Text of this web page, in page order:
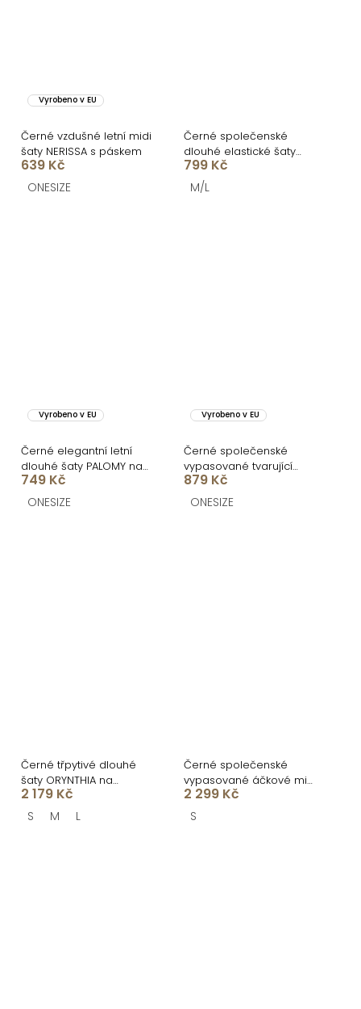
Vyrobeno v EU
Černé vzdušné letní midi
šaty NERISSA s páskem
639 Kč
ONESIZE
Černé společenské
dlouhé elastické šaty
FATOUNY
799 Kč
M/L
Vyrobeno v EU
Černé elegantní letní
dlouhé šaty PALOMY na
ramínkách
749 Kč
ONESIZE
Vyrobeno v EU
Černé společenské
vypasované tvarující
áčkové midi šaty VORTA
879 Kč
ONESIZE
Černé třpytivé dlouhé
šaty ORYNTHIA na
ramínka
2 179 Kč
S M L
Černé společenské
vypasované áčkové midi
šaty NYXORA
2 299 Kč
S